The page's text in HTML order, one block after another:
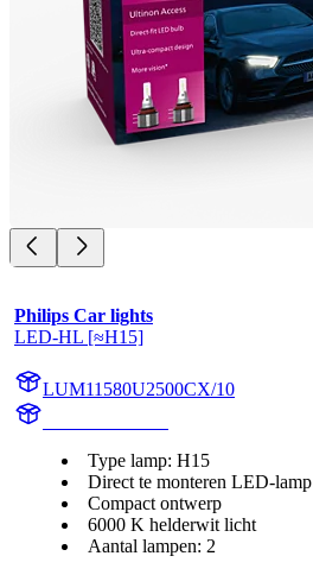
Philips Car lights
LED-HL [≈H15]
LUM11580U2500CX/10
Type lamp: H15
Direct te monteren LED-lamp
Compact ontwerp
6000 K helderwit licht
Aantal lampen: 2